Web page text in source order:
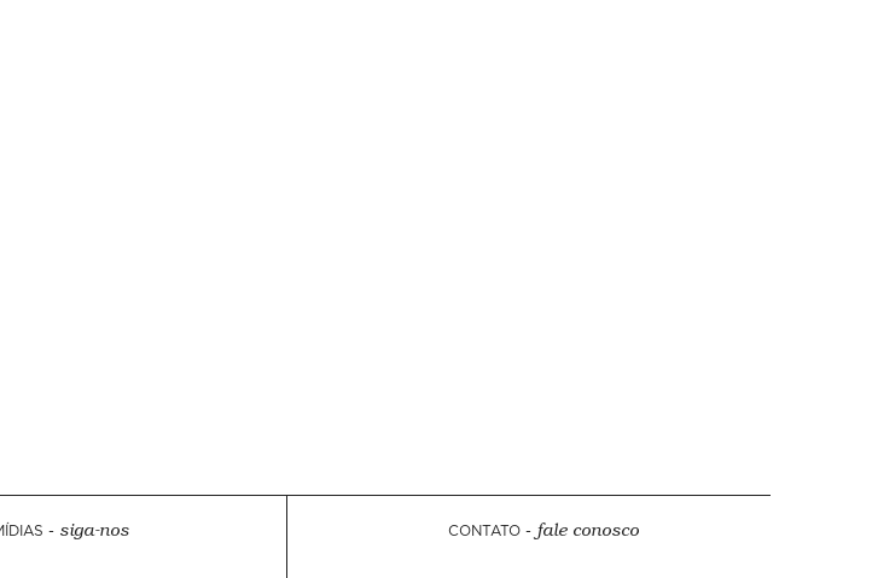
- siga-nos CONTATO - fale conosco